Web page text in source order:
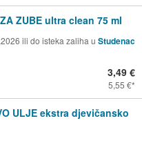
ZUBE ultra clean 75 ml
ili do isteka zaliha u Studenac
3,49 €
5,55 €
ULJE ekstra djevičansko